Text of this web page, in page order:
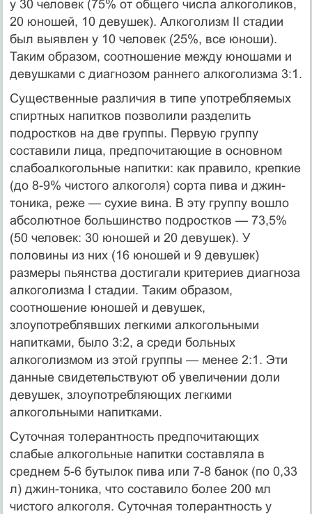
у 30 человек (75% от общего числа алкоголиков,
20 юношей, 10 девушек). Алкого­лизм II стадии
был выявлен у 10 человек (25%, все юноши).
Таким образом, соотноше­ние между юношами и
девушками с диагнозом раннего алкоголизма 3:1.
Существенные различия в типе употребляемых
спиртных напитков позволили разде­лить
подростков на две группы. Первую группу
составили лица, предпочитающие в основном
слабоалкогольные напитки: как правило, крепкие
(до 8-9% чистого алкоголя) сорта пива и джин-
тоника, реже — сухие вина. В эту группу вошло
абсолютное боль­шинство подростков — 73,5%
(50 человек: 30 юношей и 20 девушек). У
половины из них (16 юношей и 9 девушек)
размеры пьянства достигали критериев диагноза
алкоголизма I стадии. Таким образом,
соотношение юношей и девушек,
злоупотреблявших легкими алкогольными
напитками, было 3:2, а среди больных
алкоголизмом из этой группы — менее 2:1. Эти
данные свидетельствуют об увеличении доли
девушек, злоупотребляю­щих легкими
алкогольными напитками.
Суточная толерантность предпочитающих
слабые алкогольные напитки составляла в
среднем 5-6 бутылок пива или 7-8 банок (по 0,33
л) джин-тоника, что составило более 200 мл
чистого алкоголя. Суточная толерантность у